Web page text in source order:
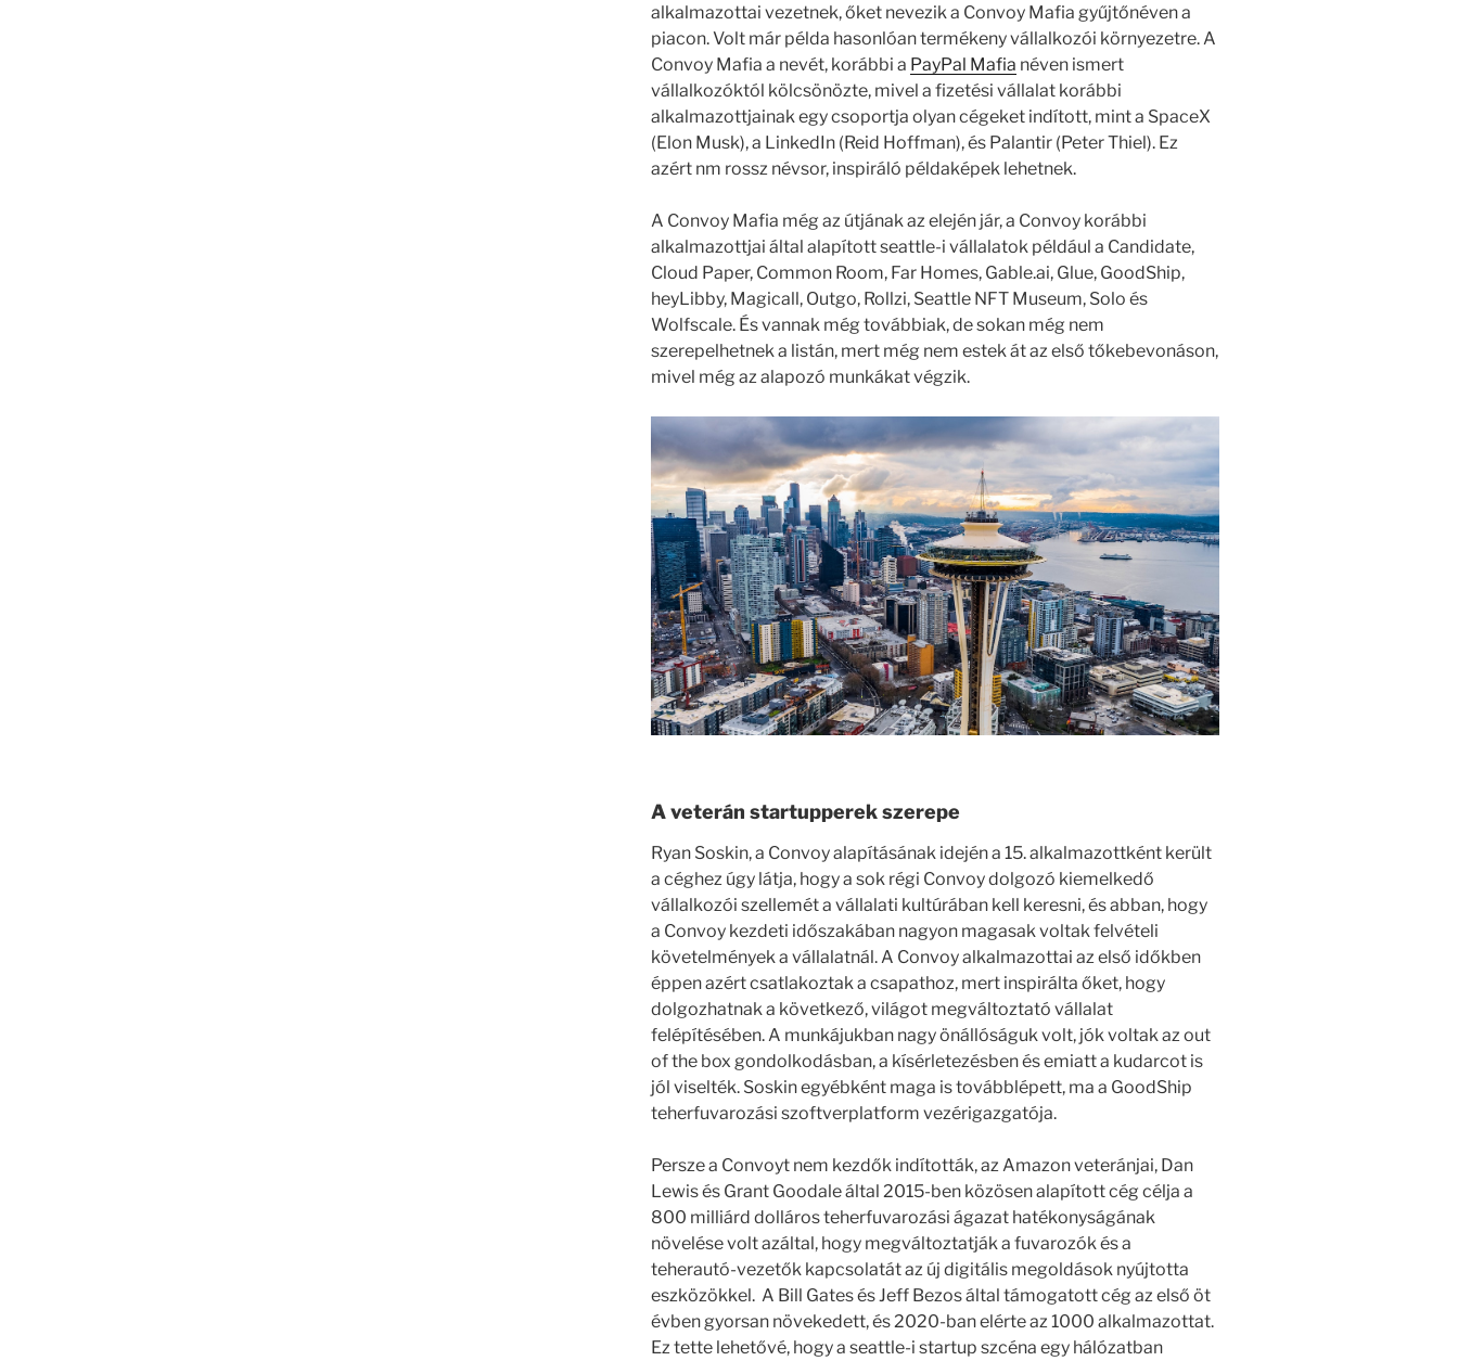
alkalmazottai vezetnek, őket nevezik a Convoy Mafia gyűjtőnéven a
piacon. Volt már példa hasonlóan termékeny vállalkozói környezetre. A
Convoy Mafia a nevét, korábbi a PayPal Mafia néven ismert
vállalkozóktól kölcsönözte, mivel a fizetési vállalat korábbi
alkalmazottjainak egy csoportja olyan cégeket indított, mint a SpaceX
(Elon Musk), a LinkedIn (Reid Hoffman), és Palantir (Peter Thiel). Ez
azért nm rossz névsor, inspiráló példaképek lehetnek.
A Convoy Mafia még az útjának az elején jár, a Convoy korábbi
alkalmazottjai által alapított seattle-i vállalatok például a Candidate,
Cloud Paper, Common Room, Far Homes, Gable.ai, Glue, GoodShip,
heyLibby, Magicall, Outgo, Rollzi, Seattle NFT Museum, Solo és
Wolfscale. És vannak még továbbiak, de sokan még nem
szerepelhetnek a listán, mert még nem estek át az első tőkebevonáson,
mivel még az alapozó munkákat végzik.
A veterán startupperek szerepe
Ryan Soskin, a Convoy alapításának idején a 15. alkalmazottként került
a céghez úgy látja, hogy a sok régi Convoy dolgozó kiemelkedő
vállalkozói szellemét a vállalati kultúrában kell keresni, és abban, hogy
a Convoy kezdeti időszakában nagyon magasak voltak felvételi
követelmények a vállalatnál. A Convoy alkalmazottai az első időkben
éppen azért csatlakoztak a csapathoz, mert inspirálta őket, hogy
dolgozhatnak a következő, világot megváltoztató vállalat
felépítésében. A munkájukban nagy önállóságuk volt, jók voltak az out
of the box gondolkodásban, a kísérletezésben és emiatt a kudarcot is
jól viselték. Soskin egyébként maga is továbblépett, ma a GoodShip
teherfuvarozási szoftverplatform vezérigazgatója.
Persze a Convoyt nem kezdők indították, az Amazon veteránjai, Dan
Lewis és Grant Goodale által 2015-ben közösen alapított cég célja a
800 milliárd dolláros teherfuvarozási ágazat hatékonyságának
növelése volt azáltal, hogy megváltoztatják a fuvarozók és a
teherautó-vezetők kapcsolatát az új digitális megoldások nyújtotta
eszközökkel. A Bill Gates és Jeff Bezos által támogatott cég az első öt
évben gyorsan növekedett, és 2020-ban elérte az 1000 alkalmazottat.
Ez tette lehetővé, hogy a seattle-i startup szcéna egy hálózatban